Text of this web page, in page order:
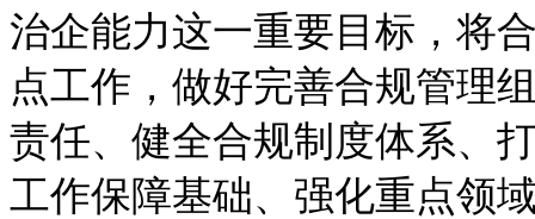
治企能力这一重要目标，将
点工作，做好完善合规管理
责任、健全合规制度体系、
工作保障基础、强化重点领